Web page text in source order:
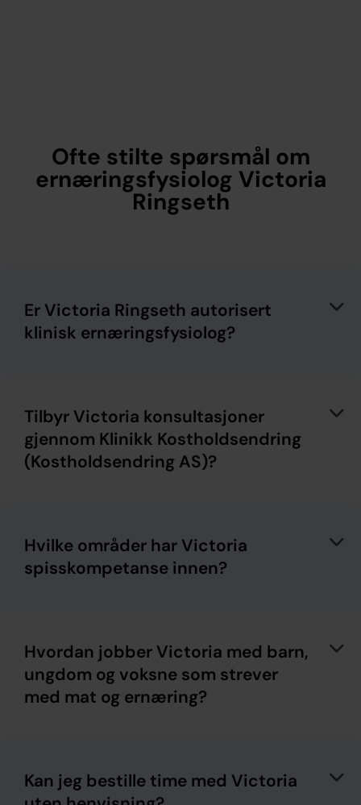
Ofte stilte spørsmål om
ernæringsfysiolog Victoria
Ringseth
Er Victoria Ringseth autorisert
klinisk ernæringsfysiolog?
Tilbyr Victoria konsultasjoner
gjennom Klinikk Kostholdsendring
(Kostholdsendring AS)?
Hvilke områder har Victoria
spisskompetanse innen?
Hvordan jobber Victoria med barn,
ungdom og voksne som strever
med mat og ernæring?
Kan jeg bestille time med Victoria